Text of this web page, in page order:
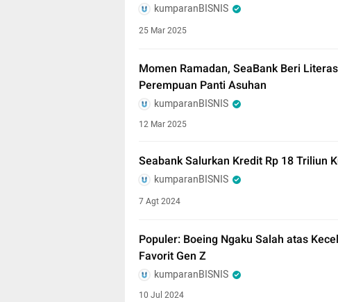
kumparanBISNIS
25 Mar 2025
Momen Ramadan, SeaBank Beri
Perempuan Panti Asuhan
kumparanBISNIS
12 Mar 2025
Seabank Salurkan Kredit Rp 18 Triliun
kumparanBISNIS
7 Agt 2024
Populer: Boeing Ngaku Salah atas
Favorit Gen Z
kumparanBISNIS
10 Jul 2024